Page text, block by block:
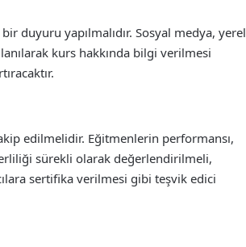
duyuru yapılmalıdır. Sosyal medya, yerel
kurs hakkında bilgi verilmesi
edilmelidir. Eğitmenlerin performansı,
sürekli olarak değerlendirilmeli,
sertifika verilmesi gibi teşvik edici